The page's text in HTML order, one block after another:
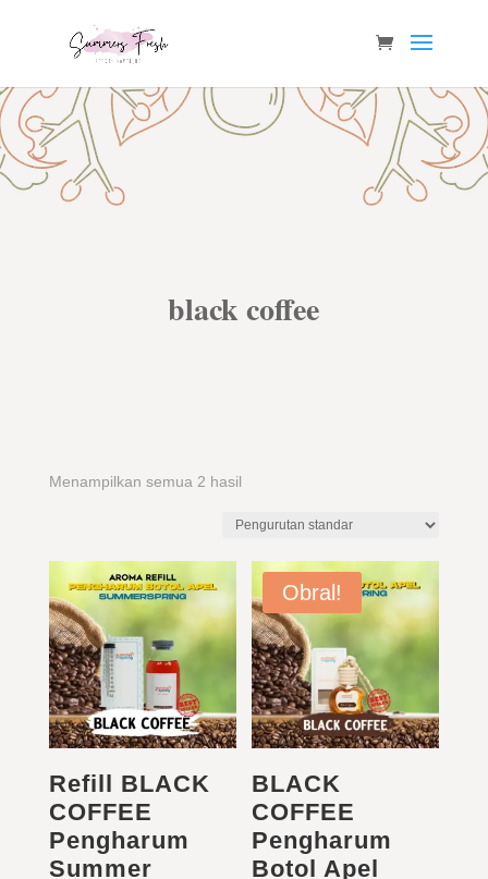
black coffee
Menampilkan semua 2 hasil
Refill BLACK
COFFEE
Pengharum
Summer
Obral!
BLACK
COFFEE
Pengharum
Botol Apel